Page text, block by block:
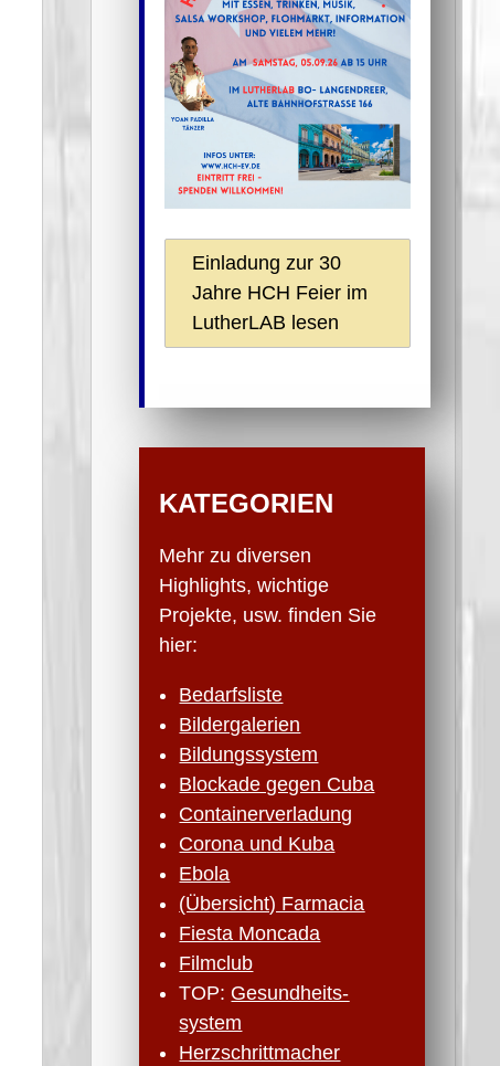
Einladung zur 30
Jahre HCH Feier im
LutherLAB lesen
KATEGORIEN
Mehr zu diversen
Highlights, wichtige
Projekte, usw. finden Sie
hier:
Bedarfsliste
Bildergalerien
Bildungssystem
Blockade gegen Cuba
Containerverladung
Corona und Kuba
Ebola
(Übersicht) Farmacia
Fiesta Moncada
Filmclub
TOP: Gesundheits­
system
Herzschritt­macher